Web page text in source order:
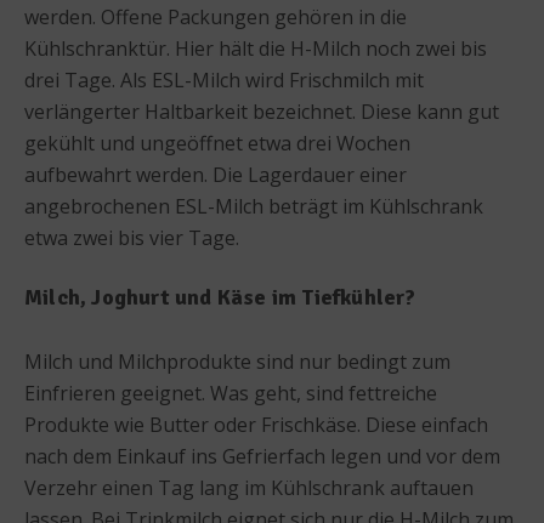
werden. Offene Packungen gehören in die
Kühlschranktür. Hier hält die H-Milch noch zwei bis
drei Tage. Als ESL-Milch wird Frischmilch mit
verlängerter Haltbarkeit bezeichnet. Diese kann gut
gekühlt und ungeöffnet etwa drei Wochen
aufbewahrt werden. Die Lagerdauer einer
angebrochenen ESL-Milch beträgt im Kühlschrank
etwa zwei bis vier Tage.
Milch, Joghurt und Käse im Tiefkühler?
Milch und Milchprodukte sind nur bedingt zum
Einfrieren geeignet. Was geht, sind fettreiche
Produkte wie Butter oder Frischkäse. Diese einfach
nach dem Einkauf ins Gefrierfach legen und vor dem
Verzehr einen Tag lang im Kühlschrank auftauen